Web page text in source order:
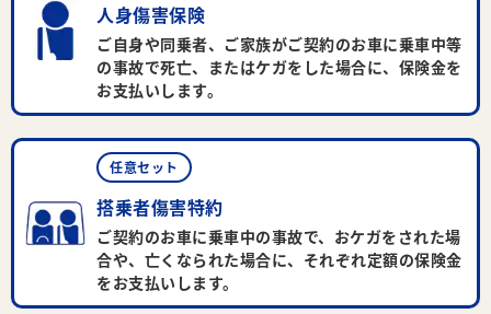
人身傷害保険
ご自身や同乗者、ご家族がご契約のお車に乗車中等
の事故で死亡、またはケガをした場合に、保険金を
お支払いします。
任意セット
搭乗者傷害特約
ご契約のお車に乗車中の事故で、おケガをされた場
合や、亡くなられた場合に、それぞれ定額の保険金
をお支払いします。